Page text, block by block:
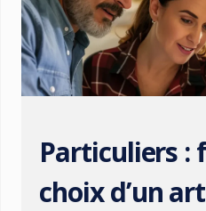
Particuliers :
choix d’un